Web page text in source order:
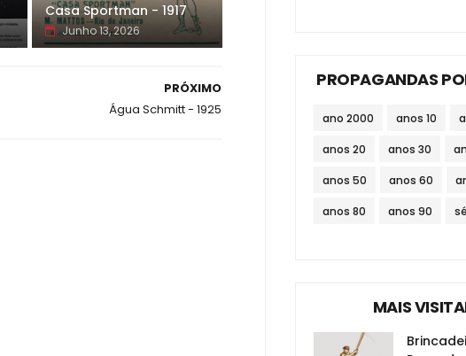
Casa Sportman - 1917
Junho 13, 2026
PRÓXIMO
Água Schmitt - 1925
PROPAGANDAS
ano 2000 anos 10
anos 20 anos 30
anos 50 anos 60
anos 80 anos 90
MAIS